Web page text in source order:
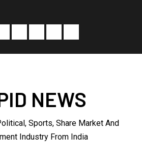
NEWS
Sports, Share Market And
Industry From India